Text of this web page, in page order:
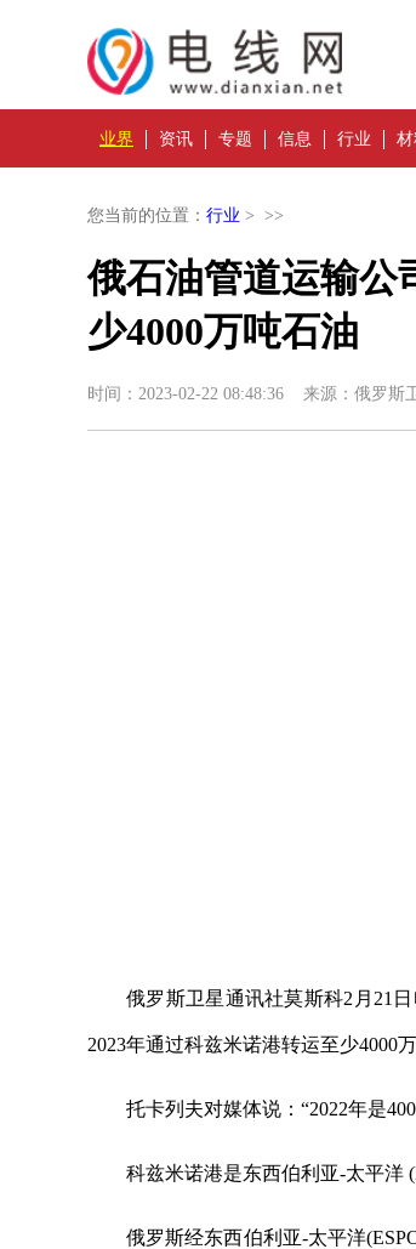
业界 资讯 专题 信息 行业
您当前的位置： 行业 > >>
俄石油管道运输公
少4000万吨石油
时间：2023-02-22 08:48:36 来源：俄罗斯
俄罗斯卫星通讯社莫斯科2月21
2023年通过科兹米诺港转运至少4000万
托卡列夫对媒体说：“2022年是
科兹米诺港是东西伯利亚-太平洋
俄罗斯经东西伯利亚-太平洋